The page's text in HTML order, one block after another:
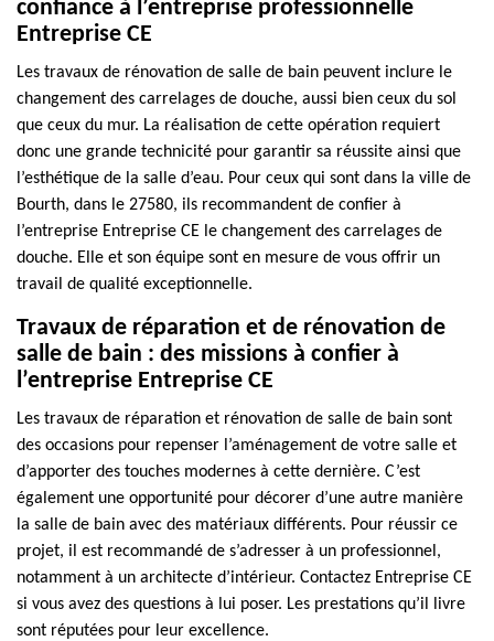
confiance à l’entreprise professionnelle
Entreprise CE
Les travaux de rénovation de salle de bain peuvent inclure le
changement des carrelages de douche, aussi bien ceux du sol
que ceux du mur. La réalisation de cette opération requiert
donc une grande technicité pour garantir sa réussite ainsi que
l’esthétique de la salle d’eau. Pour ceux qui sont dans la ville de
Bourth, dans le 27580, ils recommandent de confier à
l’entreprise Entreprise CE le changement des carrelages de
douche. Elle et son équipe sont en mesure de vous offrir un
travail de qualité exceptionnelle.
Travaux de réparation et de rénovation de
salle de bain : des missions à confier à
l’entreprise Entreprise CE
Les travaux de réparation et rénovation de salle de bain sont
des occasions pour repenser l’aménagement de votre salle et
d’apporter des touches modernes à cette dernière. C’est
également une opportunité pour décorer d’une autre manière
la salle de bain avec des matériaux différents. Pour réussir ce
projet, il est recommandé de s’adresser à un professionnel,
notamment à un architecte d’intérieur. Contactez Entreprise CE
si vous avez des questions à lui poser. Les prestations qu’il livre
sont réputées pour leur excellence.